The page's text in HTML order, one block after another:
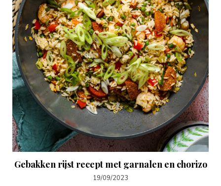
Gebakken rijst recept met garnalen en chorizo
19/09/2023